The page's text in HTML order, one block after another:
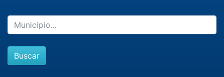
Buscar